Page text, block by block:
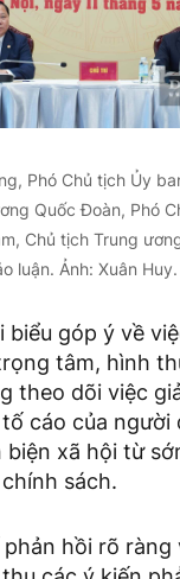
Phó Chủ tịch Ủy
Quốc Đoàn, Phó
Chủ tịch Trung
luận. Ảnh: Xuân Huy.
biểu góp ý về
tâm, hình
theo dõi việc
cáo của
biện xã hội từ
sách.
hồi rõ ràng